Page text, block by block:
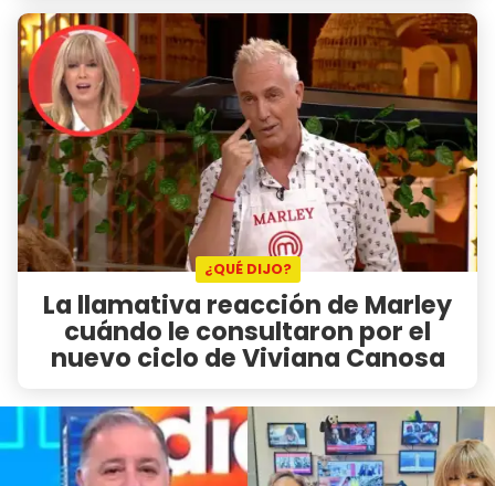
¿QUÉ DIJO?
La llamativa reacción de Marley
cuándo le consultaron por el
nuevo ciclo de Viviana Canosa